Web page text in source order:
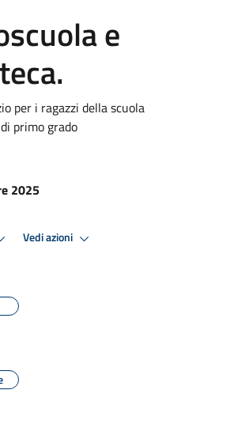
e
per i ragazzi della scuola
primo grado
2025
Vedi azioni